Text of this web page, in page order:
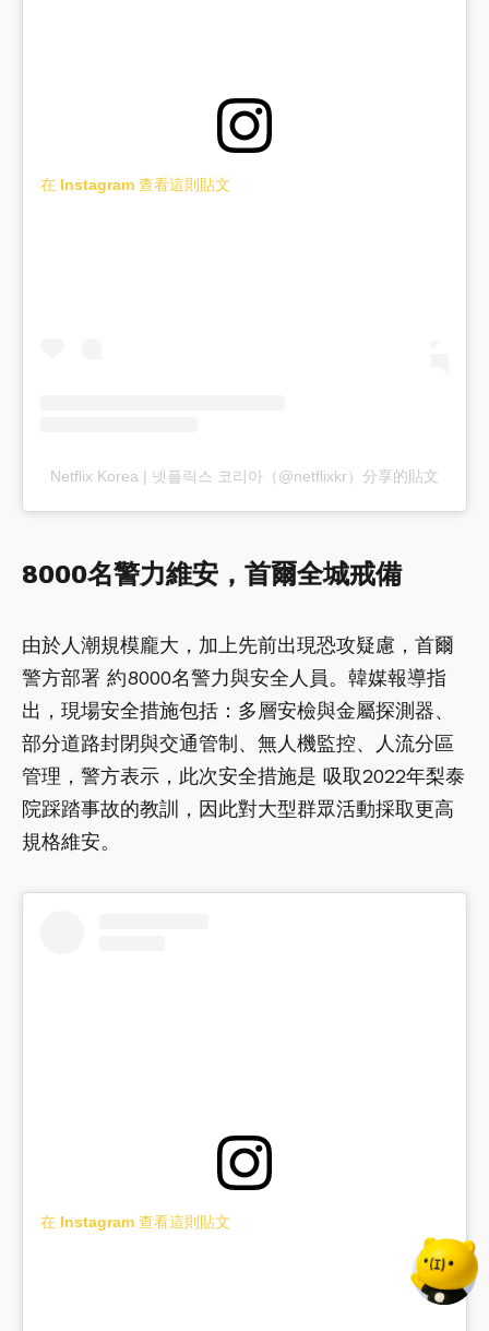
在 Instagram 查看這則貼文
Netflix Korea | 넷플릭스 코리아（@netflixkr）分享的貼文
8000名警力維安，首爾全城戒備
由於人潮規模龐大，加上先前出現恐攻疑慮，首爾
警方部署 約8000名警力與安全人員。韓媒報導指
出，現場安全措施包括：多層安檢與金屬探測器、
部分道路封閉與交通管制、無人機監控、人流分區
管理，警方表示，此次安全措施是 吸取2022年梨泰
院踩踏事故的教訓，因此對大型群眾活動採取更高
規格維安。
在 Instagram 查看這則貼文